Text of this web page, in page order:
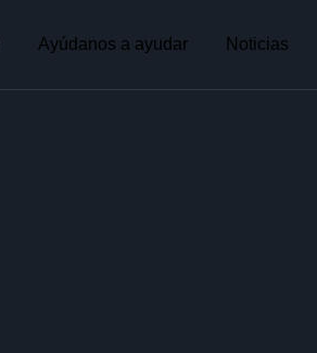
Ayúdanos a ayudar Noticias